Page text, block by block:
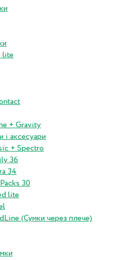
lite
+ Gravity
і аксесуари
+ Spectro
36
34
30
lite
(Сумки через плече)